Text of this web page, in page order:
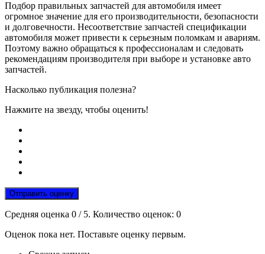
Подбор правильных запчастей для автомобиля имеет
огромное значение для его производительности, безопасности
и долговечности. Несоответствие запчастей спецификации
автомобиля может привести к серьезным поломкам и авариям.
Поэтому важно обращаться к профессионалам и следовать
рекомендациям производителя при выборе и установке авто
запчастей.
Насколько публикация полезна?
Нажмите на звезду, чтобы оценить!
Отправить оценку
Средняя оценка 0 / 5. Количество оценок: 0
Оценок пока нет. Поставьте оценку первым.